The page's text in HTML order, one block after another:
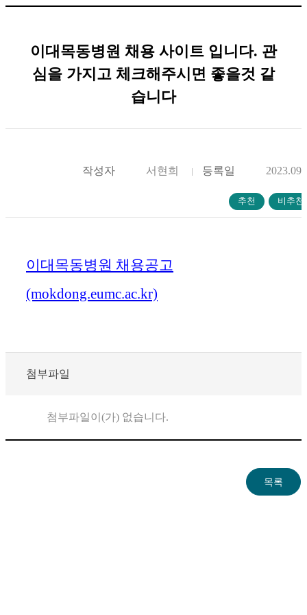
이대목동병원 채용 사이트 입니다. 관
심을 가지고 체크해주시면 좋을것 같
습니다
작성자 서현희 등록일
이대목동병원 채용공고
(mokdong.eumc.ac.kr)
첨부파일
첨부파일이(가) 없습니다.